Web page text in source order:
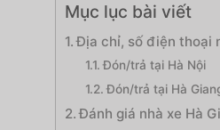
Mục lục bài viết
Địa chỉ, số điện thoại
Đón/trả tại Hà Nội
Đón/trả tại Hà
Đánh giá nhà xe Hà